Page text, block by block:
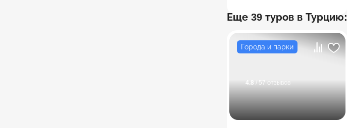
Еще 39 туров в Турцию:
Города и парки
4.8 / 57 отзывов